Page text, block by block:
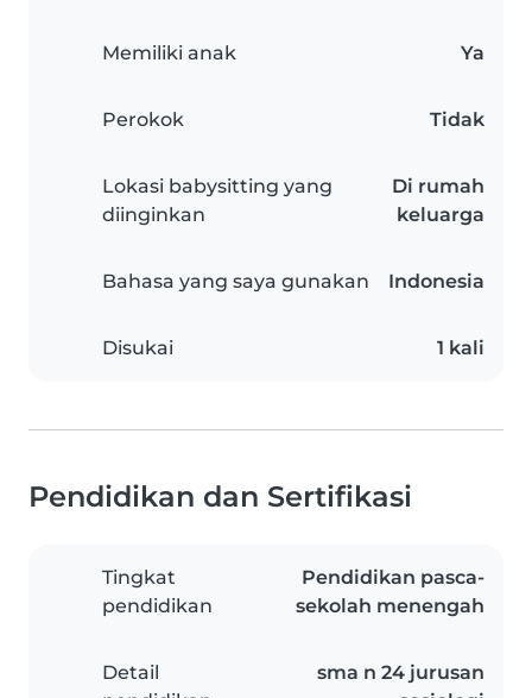
Memiliki anak Ya
Perokok Tidak
Lokasi babysitting yang
diinginkan
Di rumah
keluarga
Bahasa yang saya gunakan Indonesia
Disukai 1 kali
Pendidikan dan Sertifikasi
Tingkat
pendidikan
Pendidikan pasca-
sekolah menengah
Detail
sma n 24 jurusan